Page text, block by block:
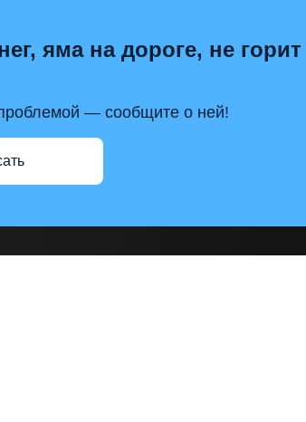
яма на дороге, не горит
— сообщите о ней!